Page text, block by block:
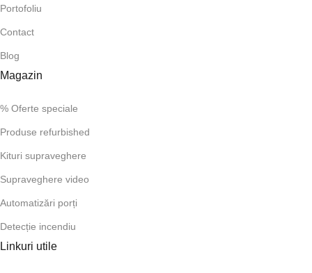
Portofoliu
Contact
Blog
Magazin
% Oferte speciale
Produse refurbished
Kituri supraveghere
Supraveghere video
Automatizări porți
Detecție incendiu
Linkuri utile